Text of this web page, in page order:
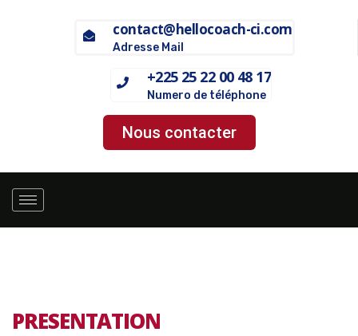
contact@hellocoach-ci.com
Adresse Mail
+225 25 22 00 48 17
Numero de téléphone
Nous contacter
PRESENTATION